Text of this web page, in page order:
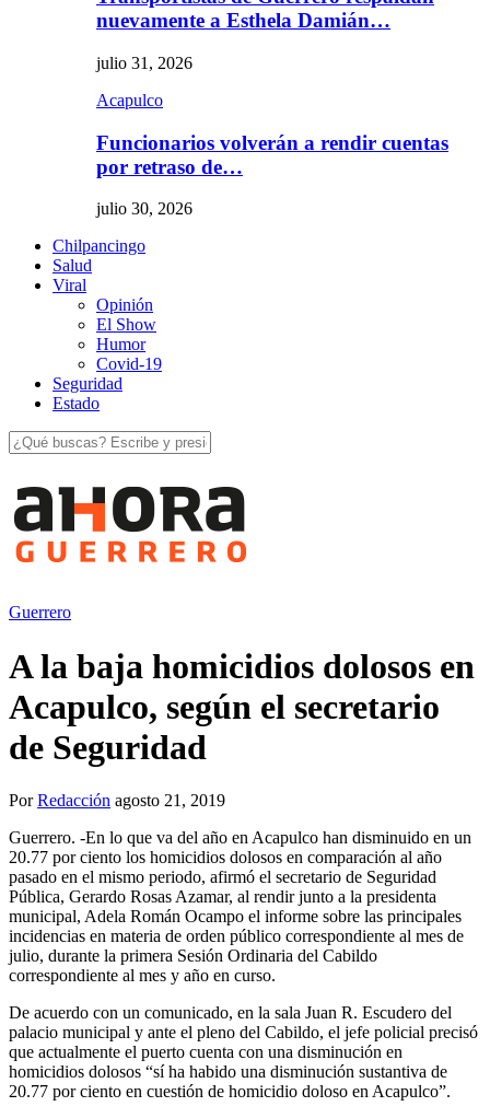
nuevamente a Esthela Damián…
julio 31, 2026
Acapulco
Funcionarios volverán a rendir cuentas
por retraso de…
julio 30, 2026
Chilpancingo
Salud
Viral
Opinión
El Show
Humor
Covid-19
Seguridad
Estado
Guerrero
A la baja homicidios dolosos en
Acapulco, según el secretario
de Seguridad
PorRedacción agosto 21, 2019
Guerrero. -En lo que va del año en Acapulco han disminuido en un
20.77 por ciento los homicidios dolosos en comparación al año
pasado en el mismo periodo, afirmó el secretario de Seguridad
Pública, Gerardo Rosas Azamar, al rendir junto a la presidenta
municipal, Adela Román Ocampo el informe sobre las principales
incidencias en materia de orden público correspondiente al mes de
julio, durante la primera Sesión Ordinaria del Cabildo
correspondiente al mes y año en curso.
De acuerdo con un comunicado, en la sala Juan R. Escudero del
palacio municipal y ante el pleno del Cabildo, el jefe policial precisó
que actualmente el puerto cuenta con una disminución en
homicidios dolosos “sí ha habido una disminución sustantiva de
20.77 por ciento en cuestión de homicidio doloso en Acapulco”.